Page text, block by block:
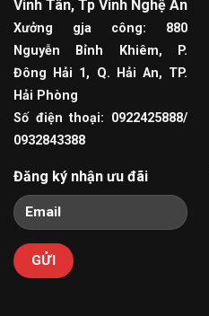
Vinh Tân, Tp Vinh Nghệ An
Xưởng gja công: 880
Nguyễn Bỉnh Khiêm, P.
Đông Hải 1, Q. Hải An, TP.
Hải Phòng
Số điện thoại: 0922425888/
0932843388
Đăng ký nhận ưu đãi